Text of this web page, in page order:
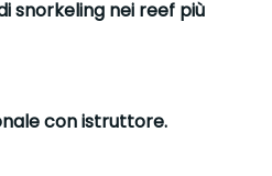
snorkeling nei reef più
con istruttore.